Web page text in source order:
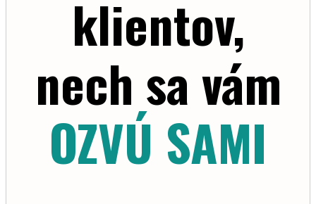
klientov,
nech sa vám
OZVÚ SAMI